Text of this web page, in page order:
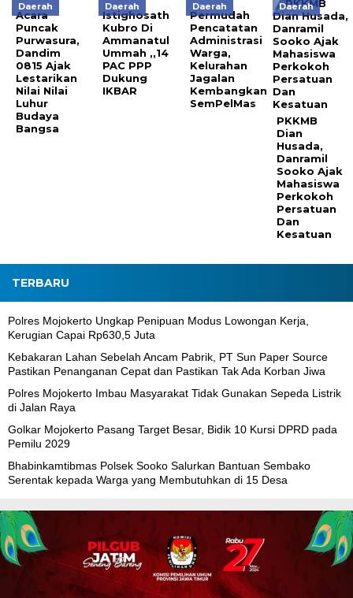
Daerah
Acara
Puncak
Purwasura,
Dandim
0815 Ajak
Lestarikan
Nilai Nilai
Luhur
Budaya
Bangsa
Daerah
Istighosath
Kubro Di
Ammanatul
Ummah ,,14
PAC PPP
Dukung
IKBAR
Daerah
Permudah
Pencatatan
Administrasi
Warga,
Kelurahan
Jagalan
Kembangkan
SemPelMas
Daerah
PKKMB
Dian
Husada,
Danramil
Sooko Ajak
Mahasiswa
Perkokoh
Persatuan
Dan
Kesatuan
TERBARU
Polres Mojokerto Ungkap Penipuan Modus Lowongan Kerja,
Kerugian Capai Rp630,5 Juta
Kebakaran Lahan Sebelah Ancam Pabrik, PT Sun Paper Source
Pastikan Penanganan Cepat dan Pastikan Tak Ada Korban Jiwa
Polres Mojokerto Imbau Masyarakat Tidak Gunakan Sepeda Listrik
di Jalan Raya
Golkar Mojokerto Pasang Target Besar, Bidik 10 Kursi DPRD pada
Pemilu 2029
Bhabinkamtibmas Polsek Sooko Salurkan Bantuan Sembako
Serentak kepada Warga yang Membutuhkan di 15 Desa